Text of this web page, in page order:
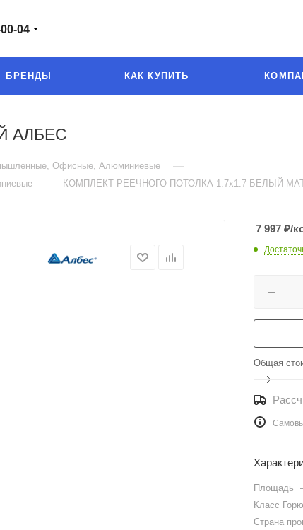
04
БРЕНДЫ КАК КУПИТЬ
АЛБЕС
Офисные, Алюминиевые —
— КОМПЛЕКТ РЕЕЧНОГО ПОТОЛКА 1.7х1.7 БЕЛЫЙ
7 997 ₽/
Общая
Площадь
Класс
Страна